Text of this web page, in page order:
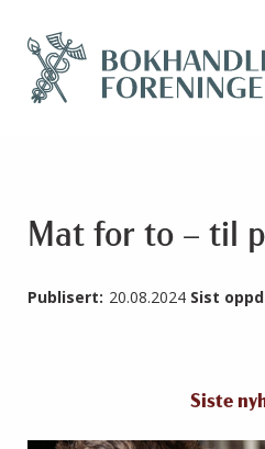
Mat for to – til
Publisert: 20.08.2024 Sist
Siste